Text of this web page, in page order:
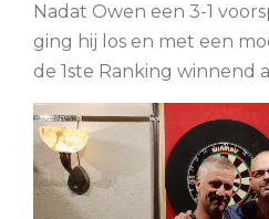
Nadat Owen een 3-1
ging hij los en met een
de 1ste Ranking winnend